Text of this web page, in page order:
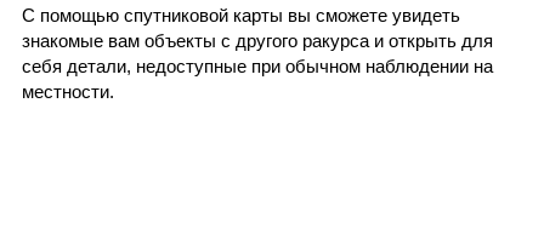
С помощью спутниковой карты вы сможете увидеть
знакомые вам объекты с другого ракурса и открыть для
себя детали, недоступные при обычном наблюдении на
местности.